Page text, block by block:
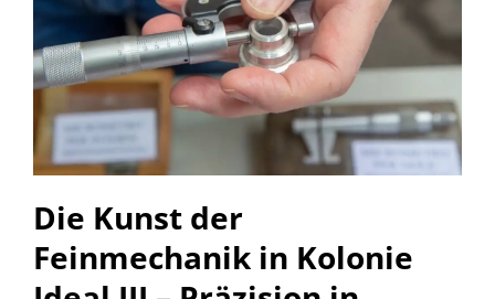
Die Kunst der
Feinmechanik in Kolonie